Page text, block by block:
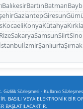
BalıkesirBartınBatman
GaziantepGiresun
KocaeliKonyaKütahya
RizeSakaryaSamsunSiirt
İstanbulİzmirŞanlıurfaŞırnak
Gizlilik Sözleşmesi - Kullanıcı
BASILI VEYA ELEKTRONİK BİR
BAŞLATILACAKTIR.